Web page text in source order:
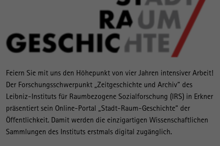
Feiern Sie mit uns den Höhepunkt von vier Jahren intensiver Arbeit!
Der Forschungsschwerpunkt „Zeitgeschichte und Archiv“ des
Leibniz-Instituts für Raumbezogene Sozialforschung (IRS) in Erkner
präsentiert sein Online-Portal „Stadt-Raum-Geschichte“ der
Öffentlichkeit. Damit werden die einzigartigen Wissenschaftlichen
Sammlungen des Instituts erstmals digital zugänglich.